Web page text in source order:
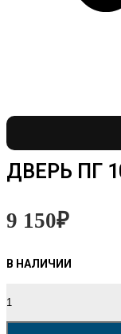
ДВЕРЬ ПГ
9 150₽
товара
Дверь